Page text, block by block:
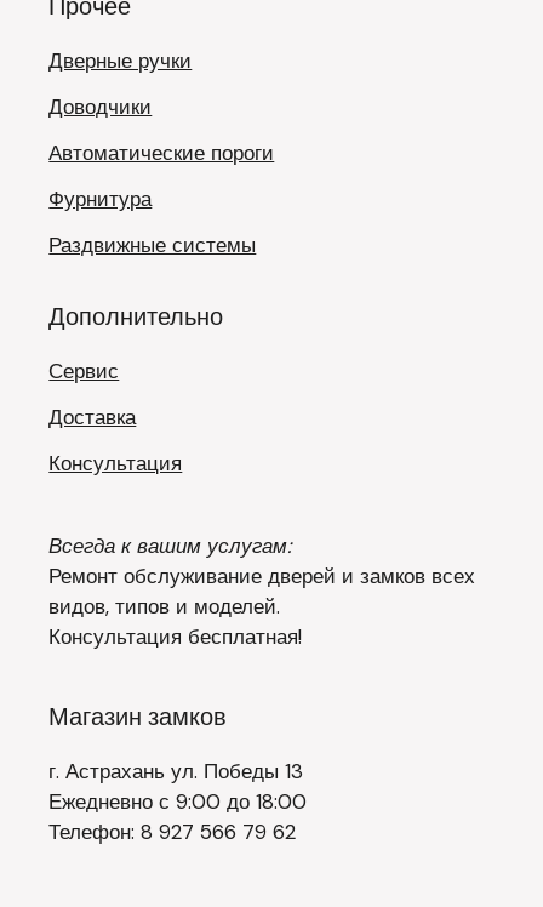
Дверные ручки
Доводчики
Автоматические пороги
Фурнитура
Раздвижные системы
Дополнительно
Сервис
Доставка
Консультация
Всегда к вашим услугам:
Ремонт обслуживание дверей и замков всех
видов, типов и моделей.
Консультация бесплатная!
Магазин замков
г. Астрахань ул. Победы 13
Ежедневно с 9:00 до 18:00
Телефон: 8 927 566 79 62